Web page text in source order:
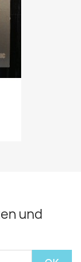
und